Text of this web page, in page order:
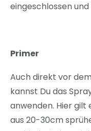
eingeschlossen
Primer
Auch direkt vor
kannst Du das
anwenden. Hier gilt
aus 20-30cm